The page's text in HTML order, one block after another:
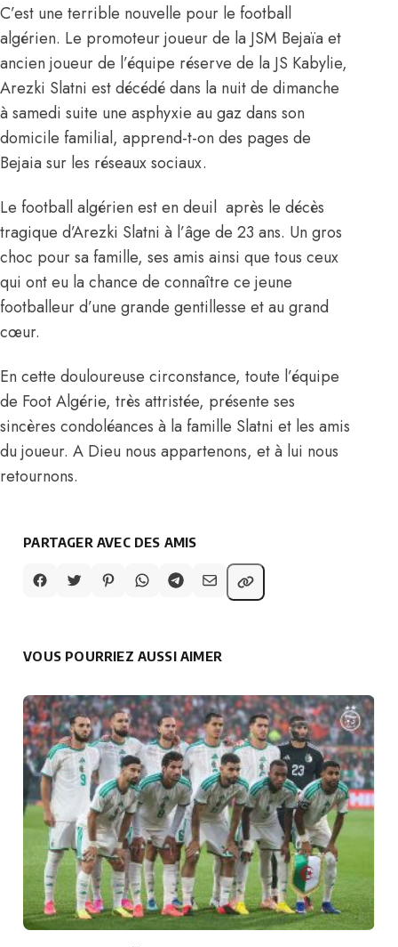
C’est une terrible nouvelle pour le football
algérien. Le promoteur joueur de la JSM Bejaïa et
ancien joueur de l’équipe réserve de la JS Kabylie,
Arezki Slatni est décédé dans la nuit de dimanche
à samedi suite une asphyxie au gaz dans son
domicile familial, apprend-t-on des pages de
Bejaia sur les réseaux sociaux.
Le football algérien est en deuil après le décès
tragique d’Arezki Slatni à l’âge de 23 ans. Un gros
choc pour sa famille, ses amis ainsi que tous ceux
qui ont eu la chance de connaître ce jeune
footballeur d’une grande gentillesse et au grand
cœur.
En cette douloureuse circonstance, toute l’équipe
de Foot Algérie, très attristée, présente ses
sincères condoléances à la famille Slatni et les amis
du joueur. A Dieu nous appartenons, et à lui nous
retournons.
PARTAGER AVEC DES AMIS
VOUS POURRIEZ AUSSI AIMER